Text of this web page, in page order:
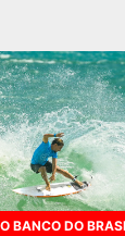
BANCO DO